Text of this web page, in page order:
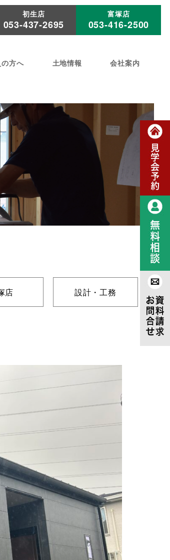
初生店
053-437-2695
富塚店
053-416-2500
方へ 土地情報 会社案内
店 設計・工務